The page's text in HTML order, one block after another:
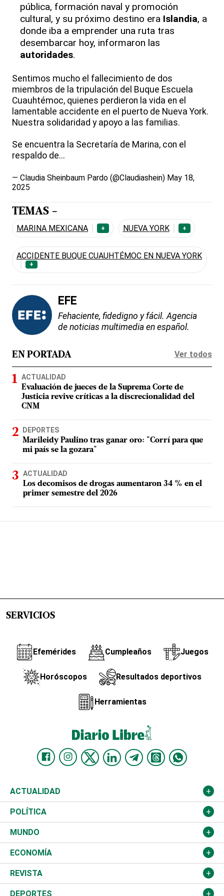
pública, formación naval y promoción
cultural, y su próximo destino era Islandia, a
donde iba a emprender una ruta tras
desembarcar hoy, informaron las
autoridades.
Sentimos mucho el fallecimiento de dos
miembros de la tripulación del Buque Escuela
Cuauhtémoc, quienes perdieron la vida en el
lamentable accidente en el puerto de Nueva York.
Nuestra solidaridad y apoyo a las familias.
Se encuentra la Secretaría de Marina, con el
respaldo de...
— Claudia Sheinbaum Pardo (@Claudiashein) May 18,
2025
TEMAS -
MARINA MEXICANA + NUEVA YORK +
ACCIDENTE BUQUE CUAUHTÉMOC EN NUEVA YORK
+
EFE
Fehaciente, fidedigno y fácil. Agencia
de noticias multimedia en español.
EN PORTADA Ver todos
ACTUALIDAD
Evaluación de jueces de la Suprema Corte de
Justicia revive críticas a la discrecionalidad del
CNM
DEPORTES
Marileidy Paulino tras ganar oro: "Corrí para que
mi país se la gozara"
ACTUALIDAD
Los decomisos de drogas aumentaron 34 % en el
primer semestre del 2026
SERVICIOS
Efemérides Cumpleaños Juegos
Horóscopos Resultados deportivos
Herramientas
ACTUALIDAD
Nacional
Ciudad
Educación
Salud
Justicia
POLÍTICA
Partidos
JCE
TSE
Congreso Nacional
MUNDO
Estados Unidos
América Latina
Haití
ECONOMÍA
Finanzas
Turismo
REVISTA
Música
DEPORTES